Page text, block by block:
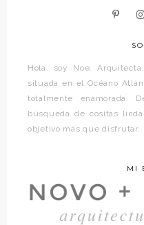
Hola, soy Noe.
situada en el Océano
totalmente enamorada.
búsqueda de cositas
objetivo más que disfrutar.
MI